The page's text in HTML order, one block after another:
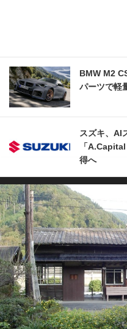
BMW M2
パーツで軽
スズキ、AI
「
得へ